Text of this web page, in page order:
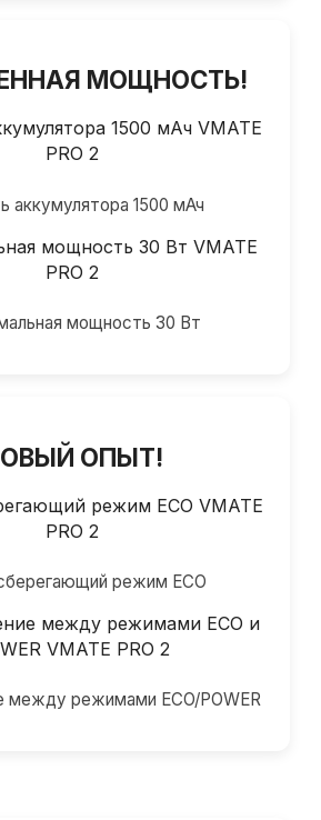
МОЩНОСТЬ!
аккумулятора 1500 мАч
мощность 30 Вт
ОПЫТ!
режим ECO
между режимами ECO/POWER